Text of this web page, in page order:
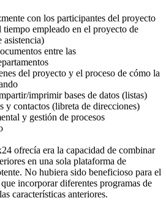
con los participantes del proyecto
empleado en el proyecto de
asistencia)
entre las
del proyecto y el proceso de cómo la
imprimir bases de datos (listas)
y contactos (libreta de direcciones)
y gestión de procesos
ofrecía era la capacidad de combinar
en una sola plataforma de
No hubiera sido beneficioso para el
incorporar diferentes programas de
características anteriores.